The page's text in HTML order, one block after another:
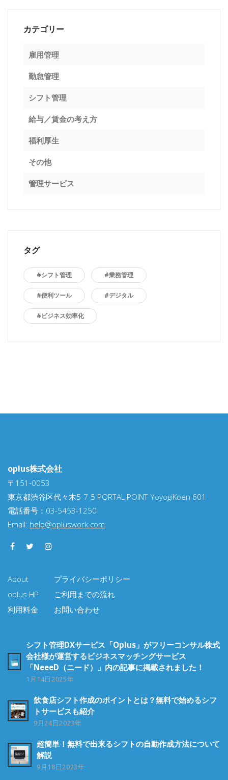
カテゴリー
雇用管理
勤怠管理
シフト管理
給与／賃金の考え方
福利厚生
その他
管理サービス
タグ
#シフト管理 #業務管理
#便利ツール #デジタル
#ビジネス効率化
oplus株式会社
〒151‐0053
東京都渋谷区代々木5-7-5 PORTAL POINT YoyogiKoen 601
電話番号：03-5453-1250
Email: help@opluswork.com
About
oplus HP
利用料金
プライバシーポリシー
ご利用までの流れ
お問い合わせ
シフト管理DXサービス「oplus」がフリーコンサル株式
会社様が運営するビジネスマッチングサービス
「NeeeD（ニード）」内の記事に掲載されました！
1月14日2025年
飲食店シフト作成のポイントとは？無料で始めるシフ
トサービスも紹介
9月24日2023年
超簡単！無料で出来るシフトの自動作成方法について
解説
9月18日2023年